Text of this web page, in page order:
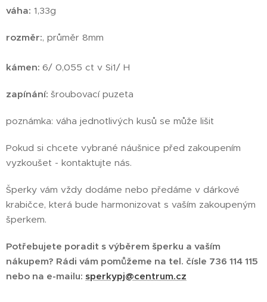
váha: 1,33g
rozměr:, průměr 8mm
kámen: 6/ 0,055 ct v Si1/ H
zapínání: šroubovací puzeta
poznámka: váha jednotlivých kusů se může lišit
Pokud si chcete vybrané náušnice před zakoupením
vyzkoušet - kontaktujte nás.
Šperky vám vždy dodáme nebo předáme v dárkové
krabičce, která bude harmonizovat s vaším zakoupeným
šperkem.
Potřebujete poradit s výběrem šperku a vaším
nákupem? Rádi vám pomůžeme na tel. čísle 736 114 115
nebo na e-mailu: sperkypj@centrum.cz